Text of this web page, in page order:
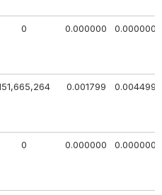
0 0.000000 0.000000
0.001799 0.004499
0 0.000000 0.000000